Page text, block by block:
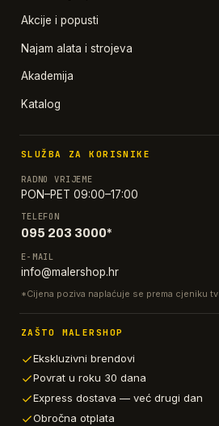
Akcije i popusti
Najam alata i strojeva
Akademija
Katalog
SLUŽBA ZA KORISNIKE
RADNO VRIJEME
PON–PET 09:00–17:00
TELEFON
095 203 3000*
E-MAIL
info@malershop.hr
*Cijena poziva naplaćuje se prema cjeniku
ZAŠTO MALERSHOP
Ekskluzivni brendovi
Povrat u roku 30 dana
Express dostava — već drugi dan
Obročna otplata